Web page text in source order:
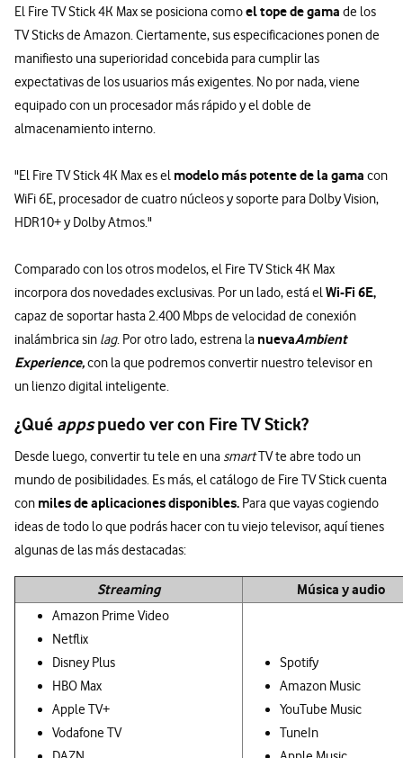
El Fire TV Stick 4K Max se posiciona comoel tope de gama de los
TV Sticks de Amazon. Ciertamente, sus especificaciones ponen de
manifiesto una superioridad concebida para cumplir las
expectativas de los usuarios más exigentes. No por nada, viene
equipado con un procesador más rápido y el doble de
almacenamiento interno.
"El Fire TV Stick 4K Max es el modelo más potente de la gama con
WiFi 6E, procesador de cuatro núcleos y soporte para Dolby Vision,
HDR10+ y Dolby Atmos."
Comparado con los otros modelos, el Fire TV Stick 4K Max
incorpora dos novedades exclusivas. Por un lado, está elWi-Fi 6E,
capaz de soportar hasta 2.400 Mbps de velocidad de conexión
inalámbrica sin lag. Por otro lado, estrena la nuevaAmbient
Experience,con la que podremos convertir nuestro televisor en
un lienzo digital inteligente.
¿Qué appspuedo ver con Fire TV Stick?
Desde luego, convertir tu tele en una smartTV te abre todo un
mundo de posibilidades. Es más, el catálogo de Fire TV Stick cuenta
con miles de aplicaciones disponibles. Para que vayas cogiendo
ideas de todo lo que podrás hacer con tu viejo televisor, aquí tienes
algunas de las más destacadas:
Streaming Música y audio
Amazon Prime Video
Netflix
Disney Plus
HBO Max
Apple TV+
Vodafone TV
Spotify
Amazon Music
YouTube Music
TuneIn